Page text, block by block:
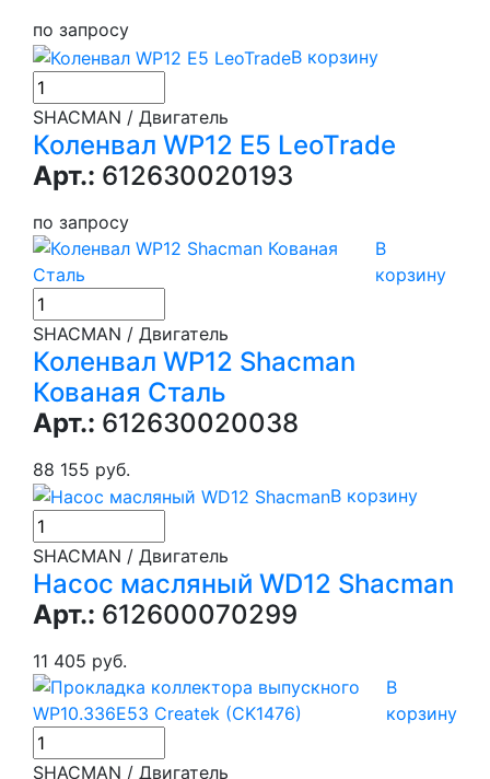
по запросу
В корзину
SHACMAN / Двигатель
Коленвал WP12 E5 LeoTrade
Арт.: 612630020193
по запросу
В
корзину
SHACMAN / Двигатель
Коленвал WP12 Shacman
Кованая Сталь
Арт.: 612630020038
88 155 руб.
В корзину
SHACMAN / Двигатель
Насос масляный WD12 Shacman
Арт.: 612600070299
11 405 руб.
В
корзину
SHACMAN / Двигатель